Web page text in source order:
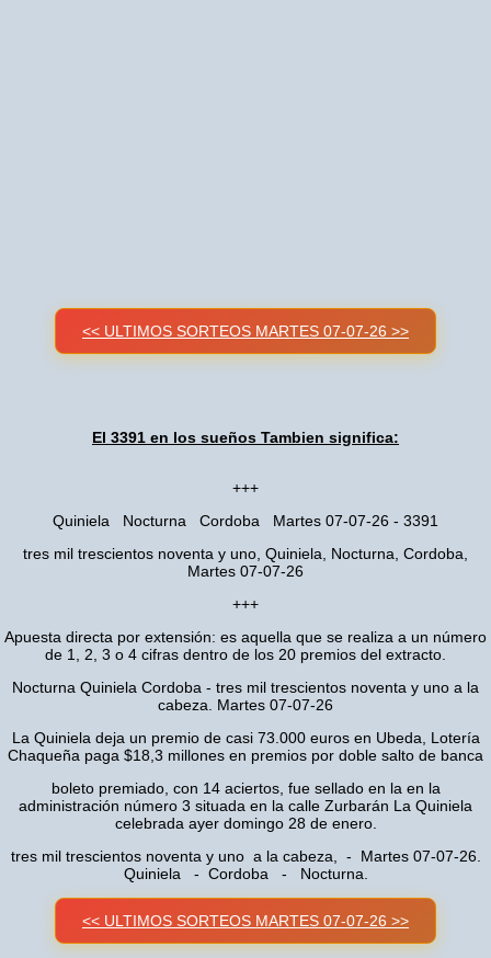
<< ULTIMOS SORTEOS MARTES 07-07-26 >>
El 3391 en los sueños Tambien significa:
+++
Quiniela Nocturna Cordoba Martes 07-07-26 - 3391
tres mil trescientos noventa y uno, Quiniela, Nocturna, Cordoba,
Martes 07-07-26
+++
Apuesta directa por extensión: es aquella que se realiza a un número
de 1, 2, 3 o 4 cifras dentro de los 20 premios del extracto.
Nocturna Quiniela Cordoba - tres mil trescientos noventa y uno a la
cabeza. Martes 07-07-26
La Quiniela deja un premio de casi 73.000 euros en Ubeda, Lotería
Chaqueña paga $18,3 millones en premios por doble salto de banca
boleto premiado, con 14 aciertos, fue sellado en la en la
administración número 3 situada en la calle Zurbarán La Quiniela
celebrada ayer domingo 28 de enero.
tres mil trescientos noventa y uno a la cabeza, - Martes 07-07-26.
Quiniela - Cordoba - Nocturna.
<< ULTIMOS SORTEOS MARTES 07-07-26 >>